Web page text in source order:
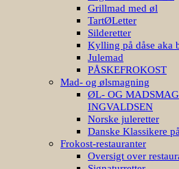
Grillmad med øl
TartØLetter
Silderetter
Kylling på dåse aka
Julemad
PÅSKEFROKOST
Mad- og ølsmagning
ØL- OG
INGVALDSEN
Norske juleretter
Danske Klassikere
Frokost-restauranter
Oversigt over